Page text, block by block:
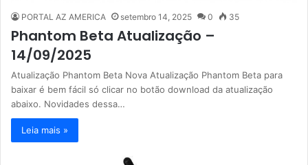
PORTAL AZ AMERICA setembro 14, 2025 0 35
Phantom Beta Atualização –
14/09/2025
Atualização Phantom Beta Nova Atualização Phantom Beta para
baixar é bem fácil só clicar no botão download da atualização
abaixo. Novidades dessa…
Leia mais »